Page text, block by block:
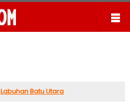
Labuhan Batu Utara